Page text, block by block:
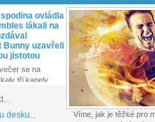
ovládla
lákali na
Bunny uzavřeli
jistotou
se na
tři kapely...
desku...
Víme, jak je těžké pro